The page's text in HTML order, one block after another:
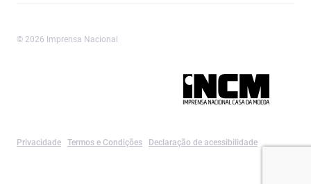
© 2026 Imprensa Nacional
Privacidade Termos e Condições Declaração de acessibilidade